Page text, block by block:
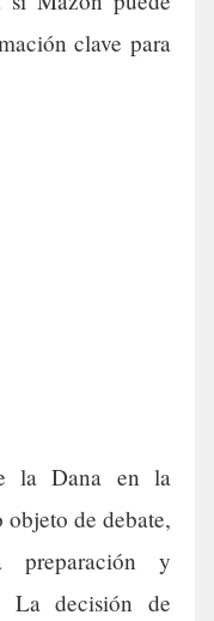
clave para
la Dana en la
de debate,
preparación y
La decisión de